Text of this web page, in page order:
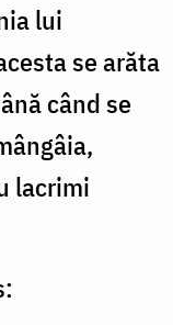
lui
se arăta
când se
lacrimi